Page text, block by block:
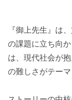
『御上先生』は
の課題に立ち向
は、現代社会が
の難しさがテー